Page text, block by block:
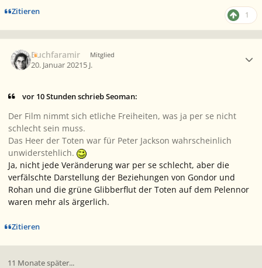
Zitieren 1
Buchfaramir Mitglied
20. Januar 20215 J.
vor 10 Stunden schrieb Seoman:
Der Film nimmt sich etliche Freiheiten, was ja per se nicht
schlecht sein muss.
Das Heer der Toten war für Peter Jackson wahrscheinlich
unwiderstehlich.
Ja, nicht jede Veränderung war per se schlecht, aber die
verfälschte Darstellung der Beziehungen von Gondor und
Rohan und die grüne Glibberflut der Toten auf dem Pelennor
waren mehr als ärgerlich.
Zitieren
11 Monate später...